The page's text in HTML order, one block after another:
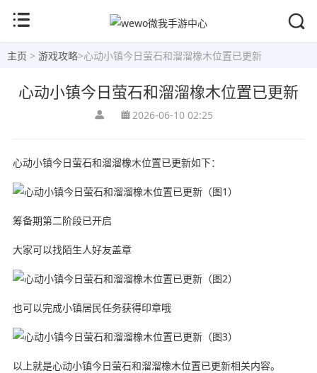
主页 > 游戏攻略>心动小镇今日萤石和溜溜橡木位置已更新
心动小镇今日萤石和溜溜橡木位置已更新
2026-06-10 02:25
心动小镇今日萤石和溜溜橡木位置已更新如下：
筹备期第二阶段已开启
大家可以找陌生人好友盖章
也可以完成小镇居民任务获得印章哦
以上就是心动小镇今日萤石和溜溜橡木位置已更新相关内容。